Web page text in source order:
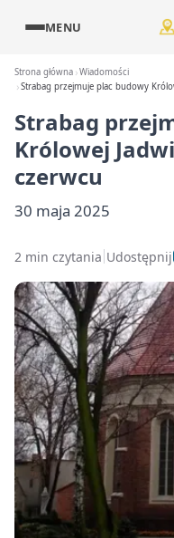
MENU
Strona główna Wiadomości
Strabag przejmuje plac budowy
Strabag
Królowej
czerwcu
30 maja 2025
2 min czytania Udostępnij